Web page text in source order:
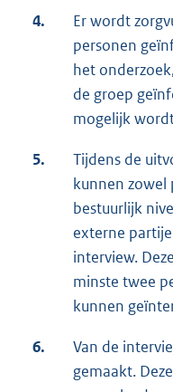
4.
Er wordt
personen
het
de groep
mogelijk
5.
Tijdens de
kunnen zowel
bestuurlijk
externe
interview.
minste twee
kunnen
6.
Van de
gemaakt.